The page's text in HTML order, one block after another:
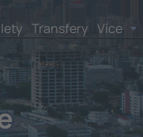
Transfery Více